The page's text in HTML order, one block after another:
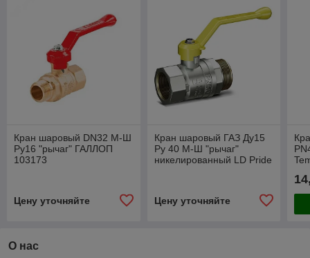
Кран шаровый DN32 М-Ш
Ру16 "рычаг" ГАЛЛОП
103173
Цену уточняйте
Кран шаровый ГАЗ Ду15
Ру 40 М-Ш "рычаг"
никелированный LD Pride
Цену уточняйте
О нас